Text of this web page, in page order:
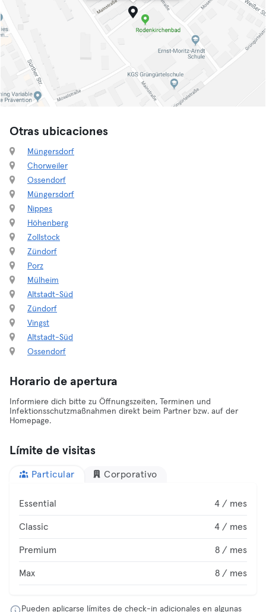
Otras ubicaciones
Müngersdorf
Chorweiler
Ossendorf
Müngersdorf
Nippes
Höhenberg
Zollstock
Zündorf
Porz
Mülheim
Altstadt-Süd
Zündorf
Vingst
Altstadt-Süd
Ossendorf
Horario de apertura
Informiere dich bitte zu Öffnungszeiten, Terminen und
Infektionsschutzmaßnahmen direkt beim Partner bzw. auf der
Homepage.
Límite de visitas
Particular Corporativo
Essential 4 / mes
Classic 4 / mes
Premium 8 / mes
Max 8 / mes
Pueden aplicarse límites de check-in adicionales en algunas